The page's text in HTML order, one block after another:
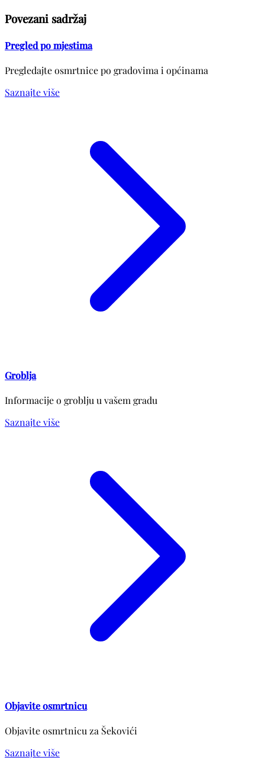
Povezani sadržaj
Pregled po mjestima
Pregledajte osmrtnice po gradovima i općinama
Saznajte više
Groblja
Informacije o groblju u vašem gradu
Saznajte više
Objavite osmrtnicu
Objavite osmrtnicu za Šekovići
Saznajte više